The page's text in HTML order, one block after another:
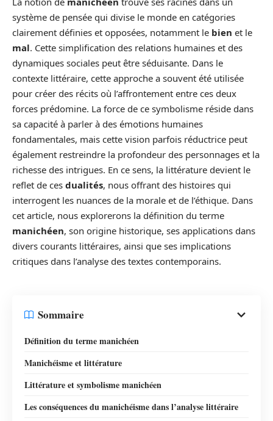
système de pensée qui divise le monde en catégories
clairement définies et opposées, notamment le bien et le
mal. Cette simplification des relations humaines et des
dynamiques sociales peut être séduisante. Dans le
contexte littéraire, cette approche a souvent été utilisée
pour créer des récits où l’affrontement entre ces deux
forces prédomine. La force de ce symbolisme réside dans
sa capacité à parler à des émotions humaines
fondamentales, mais cette vision parfois réductrice peut
également restreindre la profondeur des personnages et la
richesse des intrigues. En ce sens, la littérature devient le
reflet de ces dualités, nous offrant des histoires qui
interrogent les nuances de la morale et de l’éthique. Dans
cet article, nous explorerons la définition du terme
manichéen, son origine historique, ses applications dans
divers courants littéraires, ainsi que ses implications
critiques dans l’analyse des textes contemporains.
Sommaire
Définition du terme manichéen
Manichéisme et littérature
Littérature et symbolisme manichéen
Les conséquences du manichéisme dans l’analyse littéraire